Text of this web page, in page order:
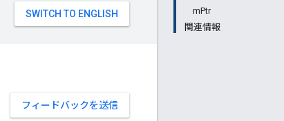
mPtr
関連情報
フィードバックを送信